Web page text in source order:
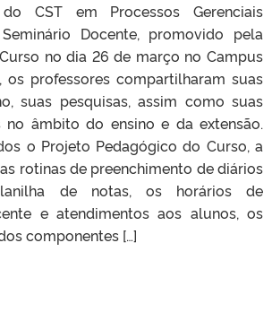
CST em Processos Gerenciais
Docente, promovido pela
no dia 26 de março no Campus
os professores compartilharam suas
suas pesquisas, assim como suas
no âmbito do ensino e da extensão.
o Projeto Pedagógico do Curso, a
rotinas de preenchimento de diários
de notas, os horários de
e atendimentos aos alunos, os
componentes […]